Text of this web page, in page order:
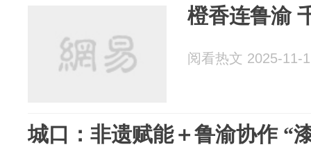
橙香连鲁渝
阅看热文 2025-11-
城口：非遗赋能＋鲁渝协作 “